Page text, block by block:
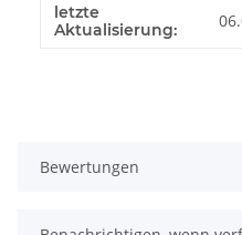
letzte
Aktualisierung:
Bewertungen